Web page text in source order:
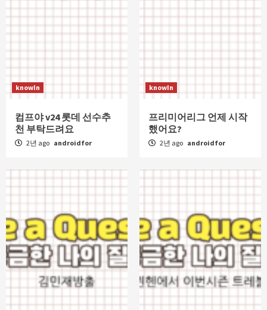
knowIn
컴프야 v24 롯데 선수추
천 부탁드려요
2년 ago androidfor
knowIn
프리미어리그 언제 시작
했어요?
2년 ago androidfor